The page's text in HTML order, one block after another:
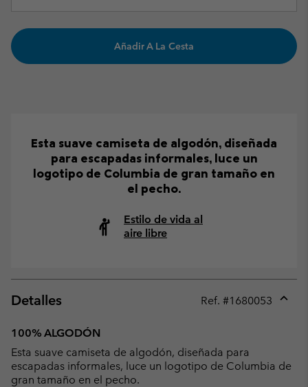
Añadir A La Cesta
Esta suave camiseta de algodón, diseñada
para escapadas informales, luce un
logotipo de Columbia de gran tamaño en
el pecho.
Estilo de vida al
aire libre
Detalles Ref. #1680053
100% ALGODÓN
Esta suave camiseta de algodón, diseñada para
escapadas informales, luce un logotipo de Columbia de
gran tamaño en el pecho.